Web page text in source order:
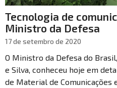
Tecnologia de
Ministro da Defesa
17 de setembro de 2020
O Ministro da Defesa do
e Silva, conheceu hoje em
de Material de Comunicações